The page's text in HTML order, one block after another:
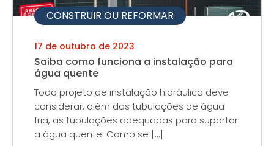
CONSTRUIR OU REFORMAR
17 de outubro de 2023
Saiba como funciona a instalação para
água quente
Todo projeto de instalação hidráulica deve
considerar, além das tubulações de água
fria, as tubulações adequadas para suportar
a água quente. Como se […]